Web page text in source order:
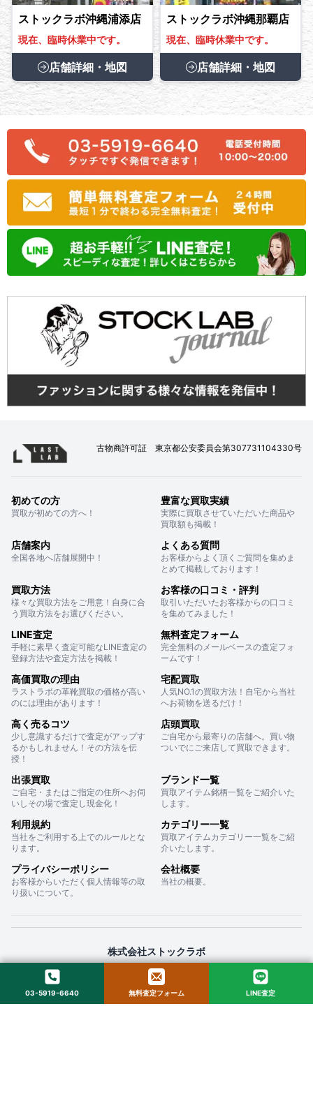
ストックラボ沖縄浦添店
現在、臨時休業中です。
店舗詳細・地図
ストックラボ沖縄那覇店
現在、臨時休業中です。
店舗詳細・地図
古物商許可証 東京都公安委員会第307731104330号
初めての方
買取が初めての方へ！
豊富な買取実績
実際に買取させていただいた商品や
買取額も掲載！
店舗案内
全国各地へ店舗展開中！
よくある質問
お客様からよく頂くご質問を集めま
とめて掲載しております！
買取方法
様々な買取方法をご用意！自身に合
う買取方法をお選びください。
お客様の口コミ・評判
取引いただいたお客様からの口コミ
を集めてみました！
LINE査定
手軽に素早く査定可能なLINE査定の
登録方法や査定方法を掲載！
無料査定フォーム
完全無料のメールベースの査定フォ
ームです！
高価買取の理由
ラストラボの革靴買取の価格が高い
のには理由があります！
宅配買取
人気NO.1の買取方法！自宅から当社
へお荷物を送るだけ！
高く売るコツ
少し意識するだけで査定がアップす
るかもしれません！その方法を伝
授！
店頭買取
ご自宅から最寄りの店舗へ。買い物
ついでにご来店して買取できます。
出張買取
ご自宅・またはご指定の住所へお伺
いしその場で査定し現金化！
ブランド一覧
買取アイテム銘柄一覧をご紹介いた
します。
利用規約
当社をご利用する上でのルールとな
ります。
カテゴリー一覧
買取アイテムカテゴリー一覧をご紹
介いたします。
プライバシーポリシー
お客様からいただく個人情報等の取
り扱いについて。
会社概要
当社の概要。
株式会社ストックラボ
〒160-0022 東京都新宿区新宿２丁目１２−１６ セントフォービル ２０３
© 2025 StockLab. All Rights Reserved.
03-5919-6640 無料査定フォーム LINE査定